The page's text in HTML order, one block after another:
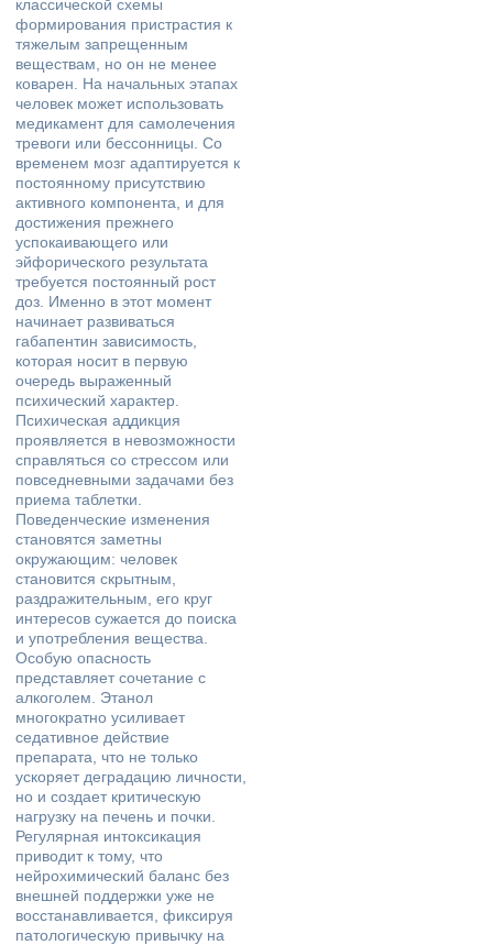
классической схемы
формирования пристрастия к
тяжелым запрещенным
веществам, но он не менее
коварен. На начальных этапах
человек может использовать
медикамент для самолечения
тревоги или бессонницы. Со
временем мозг адаптируется к
постоянному присутствию
активного компонента, и для
достижения прежнего
успокаивающего или
эйфорического результата
требуется постоянный рост
доз. Именно в этот момент
начинает развиваться
габапентин зависимость,
которая носит в первую
очередь выраженный
психический характер.
Психическая аддикция
проявляется в невозможности
справляться со стрессом или
повседневными задачами без
приема таблетки.
Поведенческие изменения
становятся заметны
окружающим: человек
становится скрытным,
раздражительным, его круг
интересов сужается до поиска
и употребления вещества.
Особую опасность
представляет сочетание с
алкоголем. Этанол
многократно усиливает
седативное действие
препарата, что не только
ускоряет деградацию личности,
но и создает критическую
нагрузку на печень и почки.
Регулярная интоксикация
приводит к тому, что
нейрохимический баланс без
внешней поддержки уже не
восстанавливается, фиксируя
патологическую привычку на